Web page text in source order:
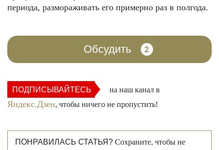
периода, размораживать его примерно раз в полгода.
Обсудить 2
ПОДПИСЫВАЙТЕСЬ на наш канал в
Яндекс.Дзен, чтобы ничего не пропустить!
ПОНРАВИЛАСЬ СТАТЬЯ? Сохраните, чтобы не